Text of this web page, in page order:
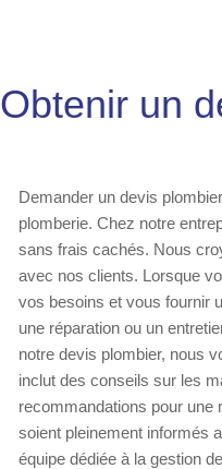
Obtenir un
Demander un devis
plomberie. Chez notre
sans frais cachés. Nous
avec nos clients. Lorsque
vos besoins et vous fournir
une réparation ou un
notre devis plombier, nous
inclut des conseils sur les
recommandations pour une
soient pleinement informés
équipe dédiée à la gestion